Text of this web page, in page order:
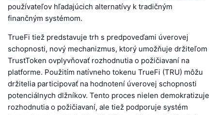
používateľov hľadajúcich alternatívy k tradičným
finančným systémom.
TrueFi tiež predstavuje trh s predpoveďami úverovej
schopnosti, nový mechanizmus, ktorý umožňuje držiteľom
TrustToken ovplyvňovať rozhodnutia o požičiavaní na
platforme. Použitím natívneho tokenu TrueFi (TRU) môžu
držitelia participovať na hodnotení úverovej schopnosti
potenciálnych dlžníkov. Tento proces nielen demokratizuje
rozhodnutia o požičiavaní, ale tiež podporuje systém